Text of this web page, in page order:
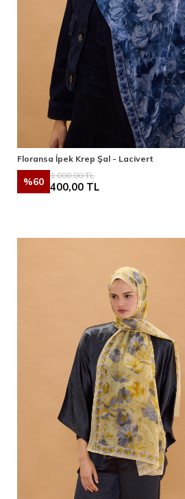
Floransa İpek Krep Şal - Lacivert
%60
1.000,00TL
400,00 TL